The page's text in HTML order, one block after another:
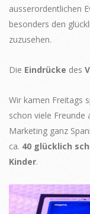
ausserordentlichen
besonders den
zuzusehen.
Die Eindrücke des
Wir kamen Freitags
schon viele Freunde
Marketing ganz
ca. 40 glücklich
Kinder.